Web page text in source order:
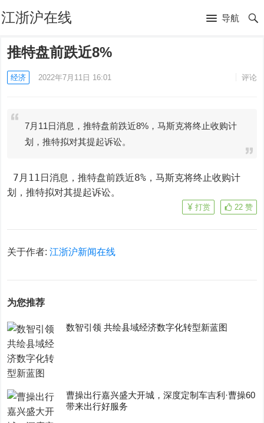
江浙沪在线 导航
推特盘前跌近8%
经济 2022年7月11日 16:01 评论
7月11日消息，推特盘前跌近8%，马斯克将终止收购计
划，推特拟对其提起诉讼。
划，推特拟对其提起诉讼。
22 赞
打赏
关于作者:江浙沪新闻在线
为您推荐
数智引领 共绘县域经济数字化转型新蓝图
曹操出行嘉兴盛大开城，深度定制车吉利·曹操60
带来出行好服务